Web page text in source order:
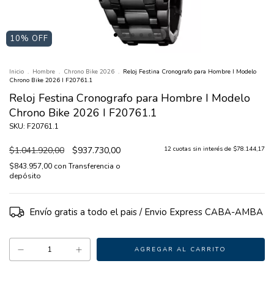
10% OFF
Inicio . Hombre . Chrono Bike 2026 . Reloj Festina Cronografo para Hombre I Modelo
Chrono Bike 2026 I F20761.1
Reloj Festina Cronografo para Hombre I Modelo
Chrono Bike 2026 I F20761.1
SKU: F20761.1
$1.041.920,00 $937.730,00
$843.957,00 con Transferencia o
depósito
12 cuotas sin interés de $78.144,17
Envío gratis